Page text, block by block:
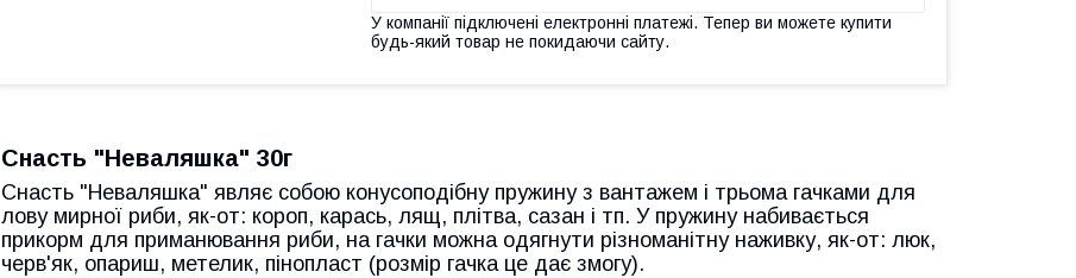
У компанії підключені електронні платежі. Тепер ви можете купити
будь-який товар не покидаючи сайту.
Снасть "Неваляшка" 30г
Снасть "Неваляшка" являє собою конусоподібну пружину з вантажем і трьома гачками для
лову мирної риби, як-от: короп, карась, лящ, плітва, сазан і тп. У пружину набивається
прикорм для приманювання риби, на гачки можна одягнути різноманітну наживку, як-от: люк,
черв'як, опариш, метелик, пінопласт (розмір гачка це дає змогу).